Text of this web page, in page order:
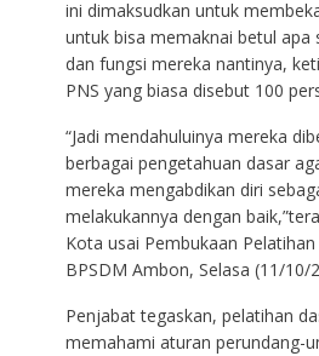
ini dimaksudkan untuk
untuk bisa memaknai betul apa
dan fungsi mereka nantinya,
PNS yang biasa disebut 100
“Jadi mendahuluinya mereka
berbagai pengetahuan dasar
mereka mengabdikan diri
melakukannya dengan
Kota usai Pembukaan
BPSDM Ambon, Selasa (11/10/
Penjabat tegaskan, pelatihan
memahami aturan perundang-